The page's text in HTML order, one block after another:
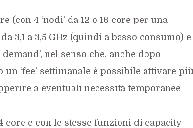
(con 4 ‘nodi’ da 12 o 16 core per una
3,1 a 3,5 GHz (quindi a basso consumo) e
nel senso che, anche dopo
‘fee’ settimanale è possibile attivare più
a eventuali necessità temporanee
core e con le stesse funzioni di capacity